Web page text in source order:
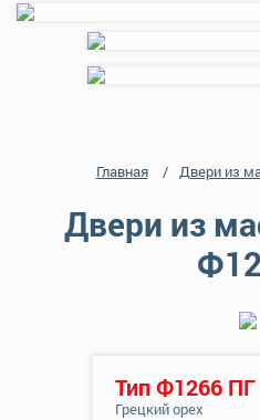
Главная Двери из
Двери из
Тип Ф1266 ПГ
Грецкий орех